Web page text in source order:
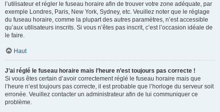
l’utilisateur et régler le fuseau horaire afin de trouver votre zone adéquate, par
exemple Londres, Paris, New York, Sydney, etc. Veuillez noter que le réglage
du fuseau horaire, comme la plupart des autres paramètres, n’est accessible
qu’aux utilisateurs inscrits. Si vous n’êtes pas inscrit, c’est l’occasion idéale de
le faire.
Haut
J’ai réglé le fuseau horaire mais l’heure n’est toujours pas correcte !
Si vous êtes certain d’avoir correctement réglé le fuseau horaire mais que
l’heure n’est toujours pas correcte, il est probable que l’horloge du serveur soit
erronée. Veuillez contacter un administrateur afin de lui communiquer ce
problème.